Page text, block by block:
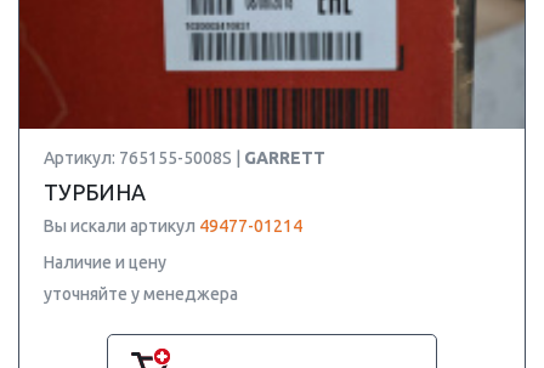
Артикул: 765155-5008S | GARRETT
ТУРБИНА
Вы искали артикул 49477-01214
Наличие и цену
уточняйте у менеджера